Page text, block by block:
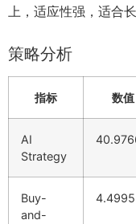
上，适应性强，适合
策略分析
指标 数值
AI
Strategy
Buy-
and-
4.4995